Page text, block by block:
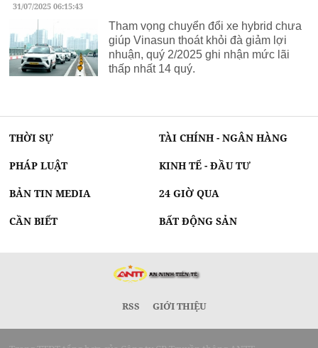
31/07/2025 06:15:43
Tham vọng chuyển đổi xe hybrid chưa
giúp Vinasun thoát khỏi đà giảm lợi
nhuận, quý 2/2025 ghi nhận mức lãi
thấp nhất 14 quý.
THỜI SỰ TÀI CHÍNH - NGÂN HÀNG
PHÁP LUẬT KINH TẾ - ĐẦU TƯ
BẢN TIN MEDIA 24 GIỜ QUA
CẦN BIẾT BẤT ĐỘNG SẢN
RSS GIỚI THIỆU